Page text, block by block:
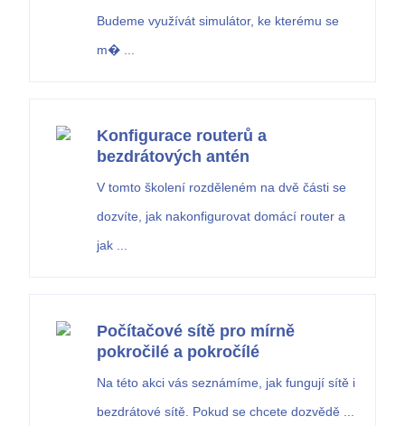
Budeme využívát simulátor, ke kterému se
m� ...
Konfigurace routerů a
bezdrátových antén
V tomto školení rozděleném na dvě části se
dozvíte, jak nakonfigurovat domácí router a
jak ...
Počítačové sítě pro mírně
pokročilé a pokročílé
Na této akci vás seznámíme, jak fungují sítě i
bezdrátové sítě. Pokud se chcete dozvědě ...